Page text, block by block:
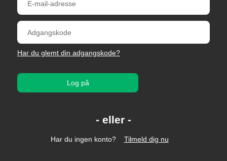
Har du glemt din adgangskode?
Log på
Har du ingen konto? Tilmeld dig nu